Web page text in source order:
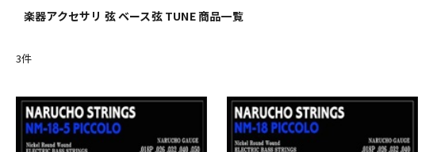
キーボード 電子ピアノ
楽器アクセサリ 弦 ベース弦 TUNE 商品一覧
3件